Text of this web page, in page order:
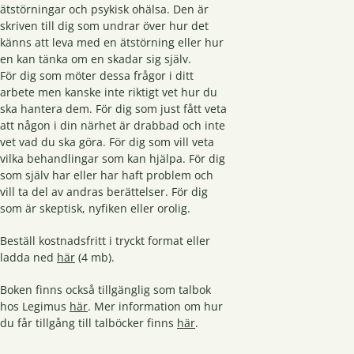
ätstörningar och psykisk ohälsa. Den är
skriven till dig som undrar över hur det
känns att leva med en ätstörning eller hur
en kan tänka om en skadar sig själv.
För dig som möter dessa frågor i ditt
arbete men kanske inte riktigt vet hur du
ska hantera dem. För dig som just fått veta
att någon i din närhet är drabbad och inte
vet vad du ska göra. För dig som vill veta
vilka behandlingar som kan hjälpa. För dig
som själv har eller har haft problem och
vill ta del av andras berättelser. För dig
som är skeptisk, nyfiken eller orolig.
Beställ kostnadsfritt i tryckt format eller
ladda ned här (4 mb).
Boken finns också tillgänglig som talbok
hos Legimus här. Mer information om hur
du får tillgång till talböcker finns här.